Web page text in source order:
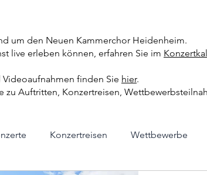
um den Neuen Kammerchor Heidenheim.
live erleben können, erfahren Sie im
finden Sie hier.
zu Auftritten, Konzertreisen,
Konzertreisen Wettbewerbe